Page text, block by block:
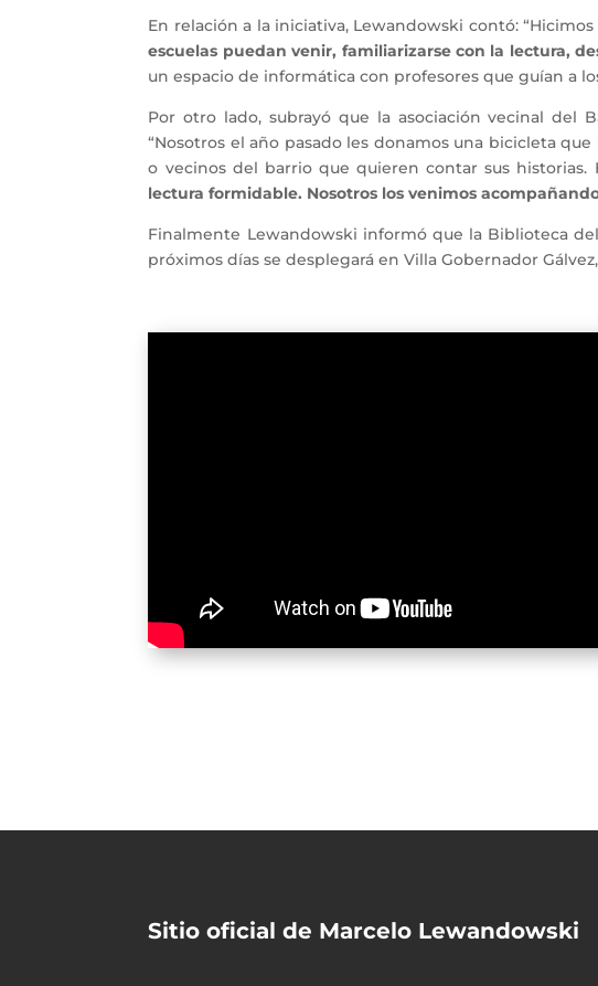
En relación a la iniciativa, Lewandowski contó:
escuelas puedan venir, familiarizarse con la lectura,
un espacio de informática con profesores que guían a
Por otro lado, subrayó que la asociación vecinal del
“Nosotros el año pasado les donamos una bicicleta
o vecinos del barrio que quieren contar sus
lectura formidable. Nosotros los venimos
Finalmente Lewandowski informó que la Biblioteca
próximos días se desplegará en Villa Gobernador
Sitio oficial de Marcelo Lewandowski